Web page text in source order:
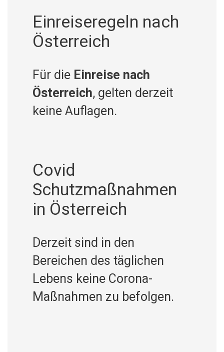
Einreiseregeln nach
Österreich
Für die Einreise nach
Österreich, gelten derzeit
keine Auflagen.
Covid
Schutzmaßnahmen
in Österreich
Derzeit sind in den
Bereichen des täglichen
Lebens keine Corona-
Maßnahmen zu befolgen.